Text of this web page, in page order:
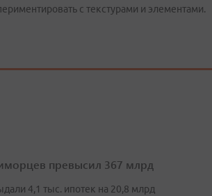
с текстурами и элементами.
превысил 367 млрд
4,1 тыс. ипотек на 20,8 млрд